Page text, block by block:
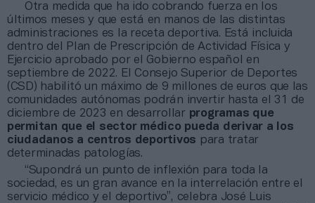
Otra medida que ha ido cobrando fuerza en los
últimos meses y que está en manos de las distintas
administraciones es la receta deportiva. Está incluida
dentro del Plan de Prescripción de Actividad Física y
Ejercicio aprobado por el Gobierno español en
septiembre de 2022. El Consejo Superior de Deportes
(CSD) habilitó un máximo de 9 millones de euros que las
comunidades autónomas podrán invertir hasta el 31 de
diciembre de 2023 en desarrollar programas que
permitan que el sector médico pueda derivar a los
ciudadanos a centros deportivos para tratar
determinadas patologías.
“Supondrá un punto de inflexión para toda la
sociedad, es un gran avance en la interrelación entre el
servicio médico y el deportivo”, celebra José Luis